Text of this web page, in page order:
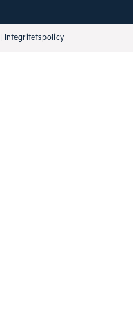
Integritetspolicy